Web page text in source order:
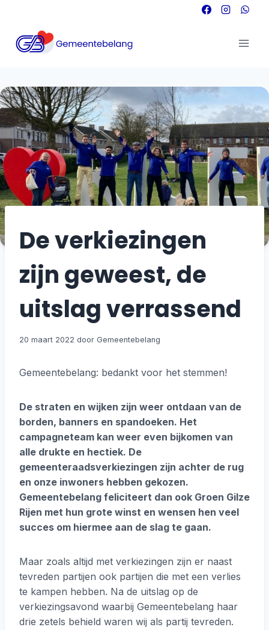
inhoud
De verkiezingen
zijn geweest, de
uitslag verrassend
20 maart 2022
Gemeentebelang: bedankt voor het stemmen!
De straten en wijken zijn weer ontdaan van de
borden, banners en spandoeken. Het
campagneteam kan weer even bijkomen van
alle drukte en hectiek. De
gemeenteraadsverkiezingen zijn achter de rug
en onze inwoners hebben gekozen.
Gemeentebelang feliciteert dan ook Groen Gilze
Rijen met hun grote winst en wensen hen veel
succes om hiermee aan de slag te gaan.
Maar zoals altijd met verkiezingen zijn er naast
tevreden partijen ook partijen die met een verlies
te kampen hebben. Na de uitslag op de
verkiezingsavond waarbij Gemeentebelang haar
drie zetels behield waren wij als partij tevreden.